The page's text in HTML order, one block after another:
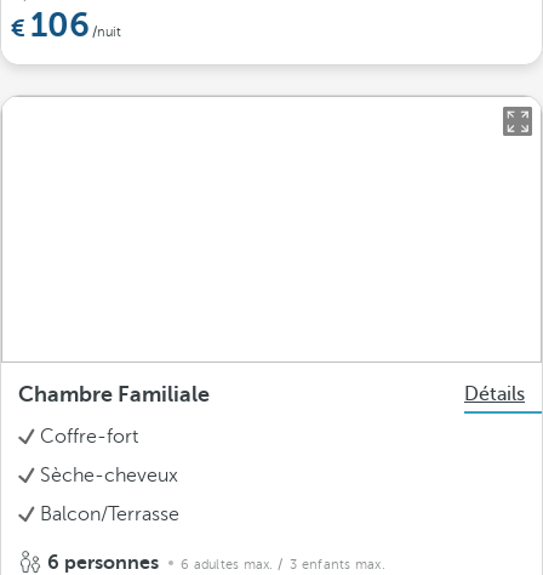
106 /nuit
Chambre Familiale
Détails
Coffre-fort
Sèche-cheveux
Balcon/Terrasse
6 personnes 6 adultes max. / 3 enfants max.